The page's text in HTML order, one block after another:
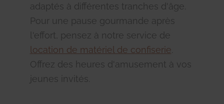
adaptés à différentes tranches d'âge.
Pour une pause gourmande après
l'effort, pensez à notre service de
location de matériel de confiserie
Offrez des heures d'amusement à vos
jeunes invités.